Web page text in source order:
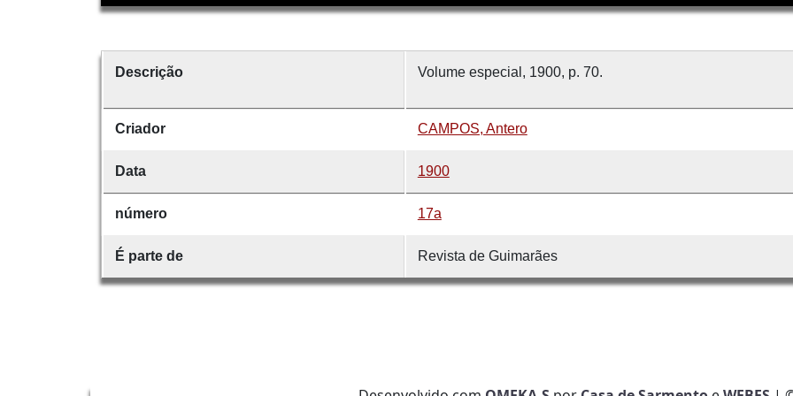
Descrição Volume especial, 1900, p. 70.
Criador CAMPOS, Antero
Data 1900
número 17a
É parte de Revista de Guimarães